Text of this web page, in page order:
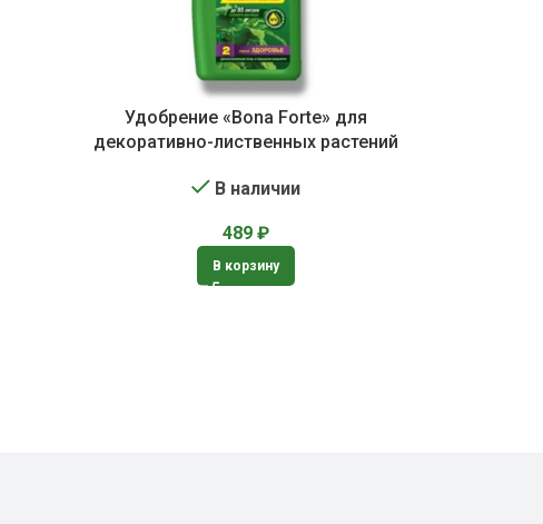
Удобрение «Bona Forte» для
декоративно-лиственных растений
В наличии
489₽
В корзину